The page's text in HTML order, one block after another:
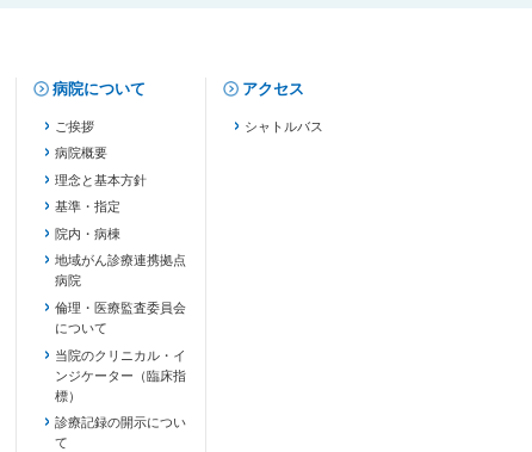
病院について
ご挨拶
病院概要
理念と基本方針
基準・指定
院内・病棟
地域がん診療連携拠点
病院
倫理・医療監査委員会
について
当院のクリニカル・イ
ンジケーター（臨床指
標）
診療記録の開示につい
て
アクセス
シャトルバス